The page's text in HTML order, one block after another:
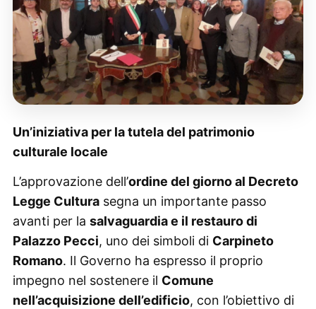
Un’iniziativa per la tutela del patrimonio
culturale locale
L’approvazione dell’ordine del giorno al Decreto
Legge Culturasegna un importante passo
avanti per la salvaguardia e il restauro di
Palazzo Pecci, uno dei simboli di Carpineto
Romano. Il Governo ha espresso il proprio
impegno nel sostenere il Comune
nell’acquisizione dell’edificio, con l’obiettivo di